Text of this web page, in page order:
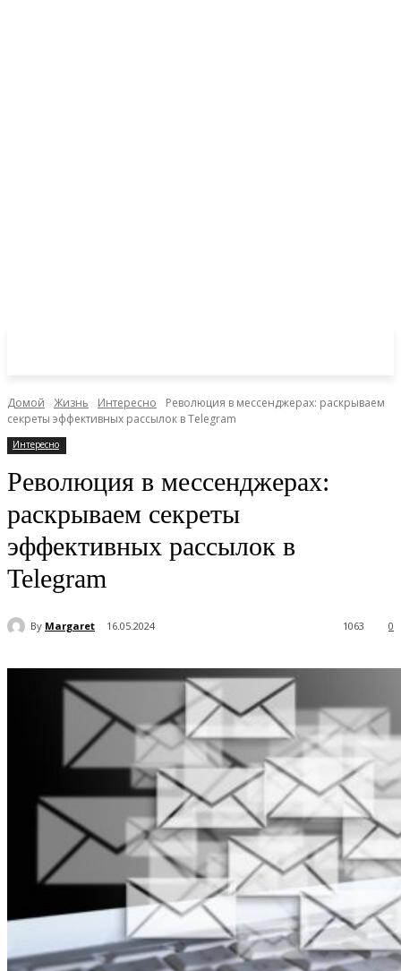
Домой Жизнь Интересно
Революция в мессенджерах: раскрываем
секреты эффективных рассылок в Telegram
Интересно
Революция в мессенджерах:
раскрываем секреты
эффективных рассылок в
Telegram
By Margaret 16.05.2024 0
1063